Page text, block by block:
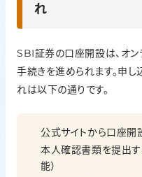
れ
SBI証券の口座開設は、オン
手続きを進められます。申
れは以下の通りです。
公式サイトから口座開
本人確認書類を提出す
能）